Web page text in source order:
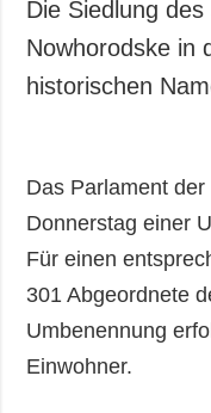
ZUSÄTZLICH
Video
Die Siedlung
Nowhorodske in
historischen
Das Parlament
Donnerstag einer
Für einen
301 Abgeordnete
Umbenennung
Einwohner.